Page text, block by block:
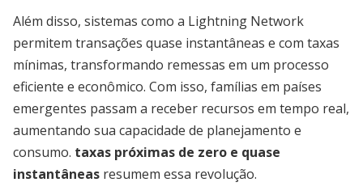
Além disso, sistemas como a Lightning Network
permitem transações quase instantâneas e com taxas
mínimas, transformando remessas em um processo
eficiente e econômico. Com isso, famílias em países
emergentes passam a receber recursos em tempo real,
aumentando sua capacidade de planejamento e
consumo. taxas próximas de zero e quase
instantâneas resumem essa revolução.